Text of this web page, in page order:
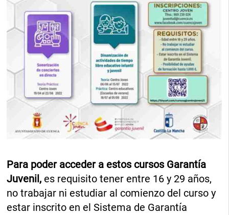
Para poder acceder a estos cursos Garantía
Juvenil, es requisito tener entre 16 y 29 años,
no trabajar ni estudiar al comienzo del curso y
estar inscrito en el Sistema de Garantía